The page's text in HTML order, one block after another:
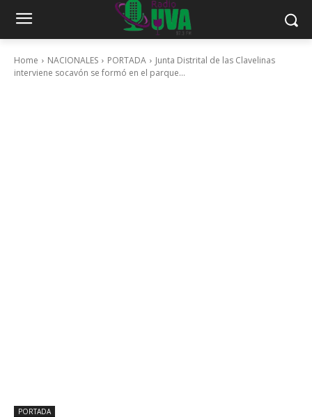
Home NACIONALES PORTADA
Junta Distrital de las Clavelinas
interviene socavón se formó en el parque...
PORTADA